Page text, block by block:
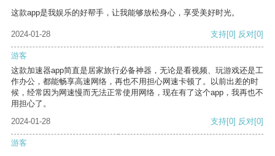
这款app是我娱乐的好帮手，让我能够放松身心，享受美好时光。
2024-01-28 支持[0] 反对[0]
游客
这款加速器app简直是居家旅行必备神器，无论是看视频、玩游戏还是工
作办公，都能畅享高速网络，再也不用担心网速卡顿了。以前出差的时
候，经常因为网速慢而无法正常使用网络，现在有了这个app，我再也不
用担心了。
2024-01-28
支持[0] 反对[0]
游客